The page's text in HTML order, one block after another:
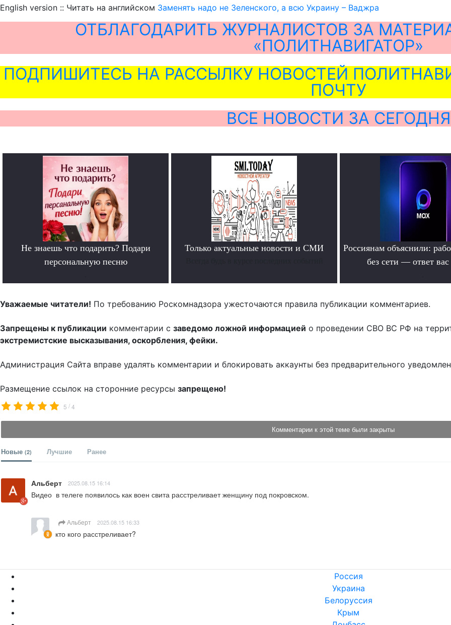
English version :: Читать на английском Заменять надо не Зеленского, а всю Украину – Ваджра
ОТБЛАГОДАРИТЬ ЖУРНАЛИСТОВ ЗА
«ПОЛИТНАВИГАТОР»
ПОДПИШИТЕСЬ НА РАССЫЛКУ НОВОСТЕЙ
ПОЧТУ
ВСЕ НОВОСТИ ЗА СЕГОДНЯ
Не знаешь что подарить? Подари
персональную песню
Только актуальные новости и СМИ
Россиянам объяснили:
без сети — ответ
Уважаемые читатели! По требованию Роскомнадзора ужесточаются правила публикации комментариев.
Запрещены к публикации комментарии с заведомо ложной информацией о проведении СВО ВС РФ на
экстремистские высказывания, оскорбления, фейки.
Администрация Сайта вправе удалять комментарии и блокировать аккаунты без предварительного
Размещение ссылок на сторонние ресурсы запрещено!
5 /4
Комментарии к этой теме были закрыты
Новые (2) Лучшие Ранее
Альберт 2025.08.15 16:14
Видео  в телеге появилось как воен свита расстреливает женщину под покровском.
Альберт 2025.08.15 16:33
кто кого расстреливает?
Россия
Украина
Белоруссия
Крым